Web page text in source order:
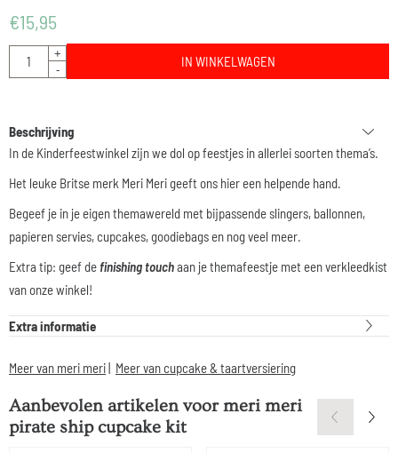
€15,95
Aantal
+
-
IN WINKELWAGEN
Beschrijving
In de Kinderfeestwinkel zijn we dol op feestjes in allerlei soorten thema’s.
Het leuke Britse merk Meri Meri geeft ons hier een helpende hand.
Begeef je in je eigen themawereld met bijpassende slingers, ballonnen,
papieren servies, cupcakes, goodiebags en nog veel meer.
Extra tip: geef de finishing touchaan je themafeestje met een verkleedkist
van onze winkel!
Extra informatie
Meer van meri meri Meer van cupcake & taartversiering
Aanbevolen artikelen voormeri meri
pirate ship cupcake kit